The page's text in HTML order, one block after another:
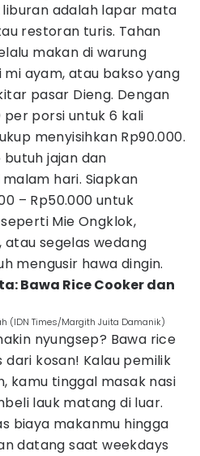
adalah lapar mata
restoran turis. Tahan
makan di warung
ayam, atau bakso yang
pasar Dieng. Dengan
per porsi untuk 6 kali
menyisihkan Rp90.000.
jajan dan
hari. Siapkan
– Rp50.000 untuk
Mie Ongklok,
segelas wedang
mengusir hawa dingin.
Bawa Rice Cooker dan
(IDN Times/Margith Juita Damanik)
nyungsep? Bawa rice
kosan! Kalau pemilik
kamu tinggal masak nasi
lauk matang di luar.
biaya makanmu hingga
datang saat weekdays